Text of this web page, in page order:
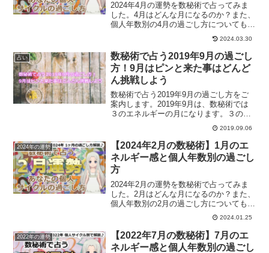
2024年4月の運勢を数秘術で占ってみま
した。4月はどんな月になるのか？また、
個人年数別の4月の過ごし方についてもご
2024.03.30
占い
数秘術で占う2019年9月の過ごし
方！9月はピンと来た事はどんど
ん挑戦しよう
数秘術で占う2019年9月の過ごし方をご
案内します。2019年9月は、数秘術では
３のエネルギーの月になります。３のサ
イクルの過ごし方とは？9月にオススメの
過ごし方についてご紹介します。
2019.09.06
2024年の運勢
【2024年2月の数秘術】1月のエ
ネルギー感と個人年数別の過ごし
方
2024年2月の運勢を数秘術で占ってみま
した。2月はどんな月になるのか？また、
個人年数別の2月の過ごし方についてもご
2024.01.25
2022年の運勢
【2022年7月の数秘術】7月のエ
ネルギー感と個人年数別の過ごし